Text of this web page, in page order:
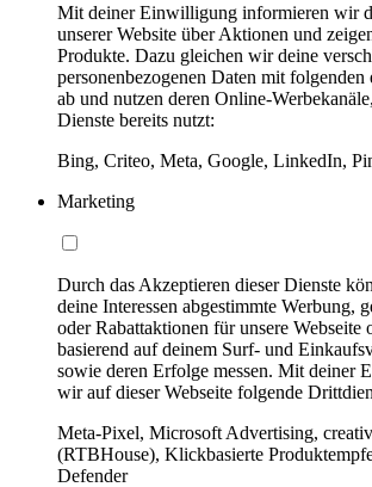
Mit deiner Einwilligung informieren wir
unserer Website über Aktionen und
Produkte. Dazu gleichen wir deine
personenbezogenen Daten mit folgenden
ab und nutzen deren Online-
Dienste bereits nutzt:
Bing, Criteo, Meta, Google, LinkedIn,
Marketing
Durch das Akzeptieren dieser Dienste
deine Interessen abgestimmte Werbung,
oder Rabattaktionen für unsere Webseite
basierend auf deinem Surf- und
sowie deren Erfolge messen. Mit deiner
wir auf dieser Webseite folgende
Meta-Pixel, Microsoft Advertising,
(RTBHouse), Klickbasierte
Defender